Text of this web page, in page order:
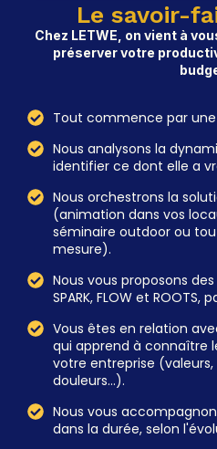
Le savoir-
Chez LETWE, on vient à
préserver votre
Tout commence par
Nous analysons la
identifier ce dont elle a
Nous orchestrons la
(animation dans vos
séminaire outdoor ou
mesure).
Nous vous proposons
SPARK, FLOW et
Vous êtes en relation
qui apprend à connaître
votre entreprise
douleurs…).
Nous vous
dans la durée, selon